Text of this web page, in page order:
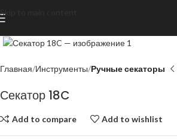
Skip to main content
Главная Инструменты Ручные секаторы
Секатор 18C
Add to compare Add to wishlist